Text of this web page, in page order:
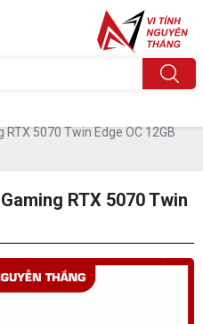
5070 Twin Edge OC 12GB
RTX 5070 Twin